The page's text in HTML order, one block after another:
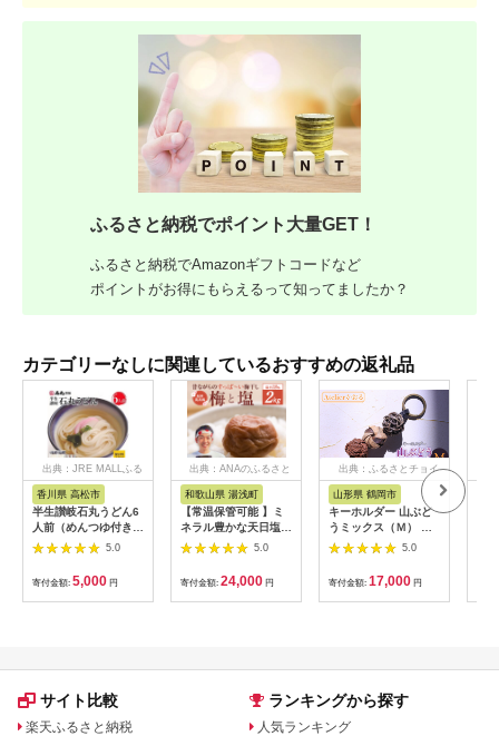
ふるさと納税でポイント大量GET！
ふるさと納税でAmazonギフトコードなど
ポイントがお得にもらえるって知ってましたか？
カテゴリーなしに関連しているおすすめの返礼品
出典：JRE MALLふる
さと納税
香川県 高松市
半生讃岐石丸うどん6
人前（めんつゆ付き）
麺300g×2袋
5.0
寄付金額: 5,000 円
出典：ANAのふるさと
和歌山県 湯浅町
【常温保管可能 】ミ
ネラル豊かな天日塩だ
けで漬けた無添加梅干
し2kg 梅ボーイズ｜
B201_EP6024
5.0
寄付金額: 24,000 円
出典：ふるさとチョイ
山形県 鶴岡市
キーホルダー 山ぶど
うミックス（Ｍ） 山
形県鶴岡市 アトリエ
かおる | 山葡萄 雑貨
キーホルダー ギフト
贈り物 お取り寄せ 返
礼品
5.0
寄付金額: 17,000 円
サイト比較
楽天ふるさと納税
ランキングから探す
人気ランキング